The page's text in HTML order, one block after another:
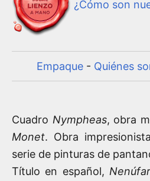
¿Cómo son
Empaque - Quiénes
Cuadro Nympheas, obra
Monet. Obra
serie de pinturas de
Título en español,